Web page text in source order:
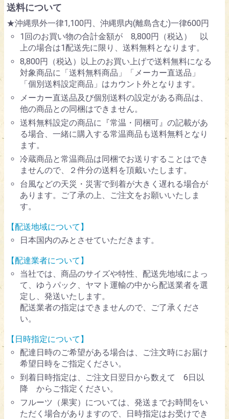
送料について
★沖縄県外一律1,100円、沖縄県内(離島含む)一律600円
1回のお買い物の合計金額が 8,800円（税込） 以
上の場合は1配送先に限り、送料無料となります。
8,800円（税込）以上のお買い上げで送料無料になる
対象商品に「送料無料商品」「メーカー直送品」
「個別送料設定商品」はカウント外となります。
メーカー直送品及び個別送料の設定がある商品は、
他の商品との同梱はできません。
送料無料設定の商品に『常温・同梱可』の記載があ
る場合、一緒に購入する常温商品も送料無料となり
ます。
冷蔵商品と常温商品は同梱でお送りすることはでき
ませんので、２件分の送料を頂戴いたします。
台風などの天災・災害で到着が大きく遅れる場合が
あります。ご了承の上、ご注文をお願いいたしま
す。
【配送地域について】
日本国内のみとさせていただきます。
【配達業者について】
当社では、商品のサイズや特性、配送先地域によっ
て、ゆうパック、ヤマト運輸の中から配送業者を選
定し、発送いたします。
配送業者の指定はできませんので、ご了承くださ
い。
【日時指定について】
配達日時のご希望がある場合は、ご注文時にお届け
希望日時をご指定ください。
到着日時指定は、ご注文日翌日から数えて 6日以
降 からご指定ください。
フルーツ（果実）については、発送までお時間をい
ただく場合がありますので、日時指定はお受けでき